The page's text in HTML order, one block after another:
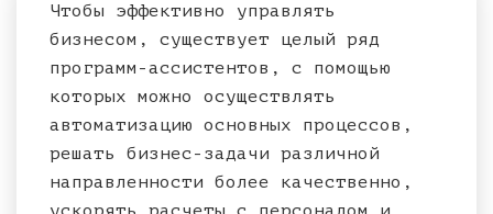
Чтобы эффективно управлять
бизнесом, существует целый ряд
программ-ассистентов, с помощью
которых можно осуществлять
автоматизацию основных процессов,
решать бизнес-задачи различной
направленности более качественно,